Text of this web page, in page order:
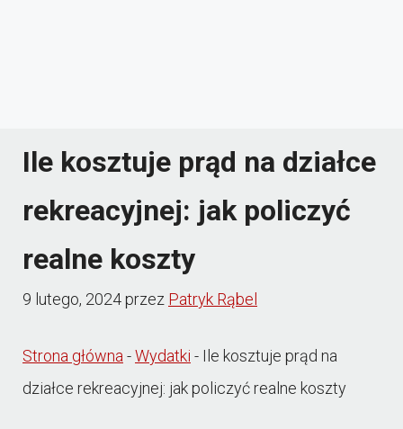
Ile kosztuje prąd na działce
rekreacyjnej: jak policzyć
realne koszty
9 lutego, 2024przez Patryk Rąbel
Strona główna-Wydatki - Ile kosztuje prąd na
działce rekreacyjnej: jak policzyć realne koszty